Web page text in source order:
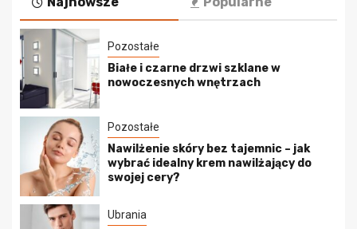
Pozostałe
Białe i czarne drzwi szklane w
nowoczesnych wnętrzach
Pozostałe
Nawilżenie skóry bez tajemnic – jak
wybrać idealny krem nawilżający do
swojej cery?
Ubrania